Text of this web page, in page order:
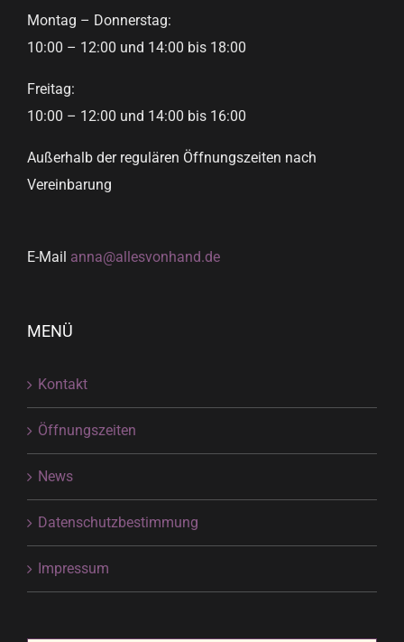
Montag – Donnerstag:
10:00 – 12:00 und 14:00 bis 18:00
Freitag:
10:00 – 12:00 und 14:00 bis 16:00
Außerhalb der regulären Öffnungszeiten nach
Vereinbarung
E-Mail anna@allesvonhand.de
MENÜ
Kontakt
Öffnungszeiten
News
Datenschutzbestimmung
Impressum